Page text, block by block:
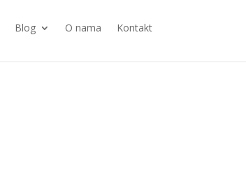
Blog O nama Kontakt